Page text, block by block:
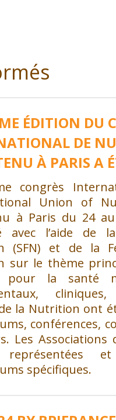
ÉDITION DU
DE
À PARIS A
congrès
Union of
à Paris du 24
avec l’aide de
(SFN) et de la
sur le thème
pour la santé
la Nutrition ont
conférences,
Les
représentées
spécifiques.